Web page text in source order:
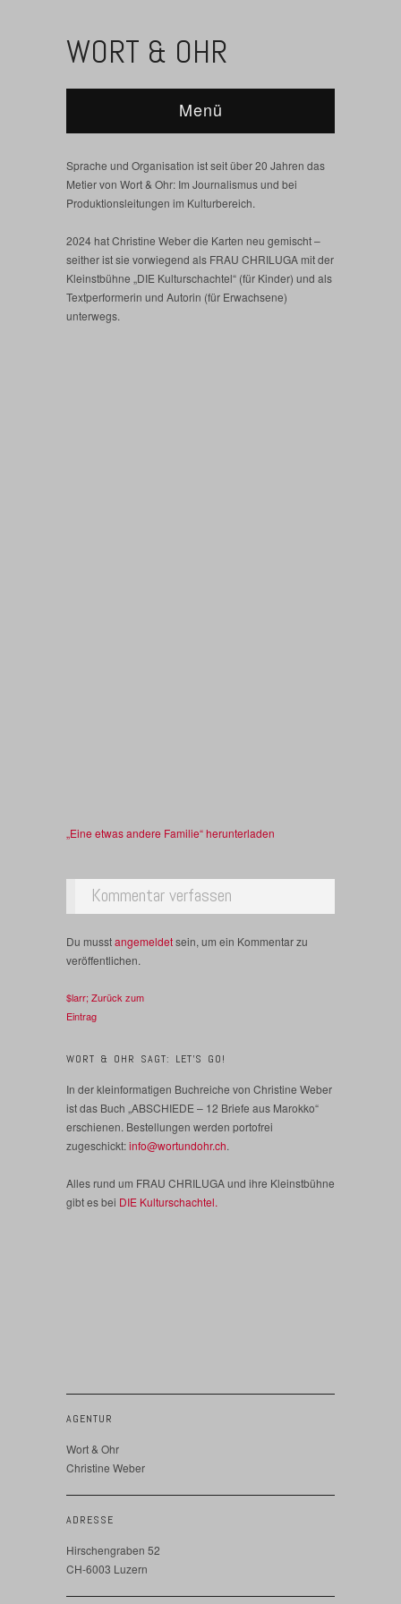
WORT & OHR
Menü
Sprache und Organisation ist seit über 20 Jahren das
Metier von Wort & Ohr: Im Journalismus und bei
Produktionsleitungen im Kulturbereich.
2024 hat Christine Weber die Karten neu gemischt –
seither ist sie vorwiegend als FRAU CHRILUGA mit der
Kleinstbühne „DIE Kulturschachtel“ (für Kinder) und als
Textperformerin und Autorin (für Erwachsene)
unterwegs.
„Eine etwas andere Familie“ herunterladen
Kommentar verfassen
Du musstangemeldetsein, um ein Kommentar zu
veröffentlichen.
$larr; Zurück zum
Eintrag
WORT & OHR SAGT: LET’S GO!
In der kleinformatigen Buchreiche von Christine Weber
ist das Buch „ABSCHIEDE – 12 Briefe aus Marokko“
erschienen. Bestellungen werden portofrei
zugeschickt:info@wortundohr.ch.
Alles rund um FRAU CHRILUGA und ihre Kleinstbühne
gibt es bei DIE Kulturschachtel.
AGENTUR
Wort & Ohr
Christine Weber
ADRESSE
Hirschengraben 52
CH-6003 Luzern